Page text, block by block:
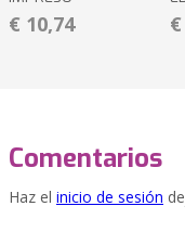
€ 10,74
Comentarios
Haz el inicio de sesión